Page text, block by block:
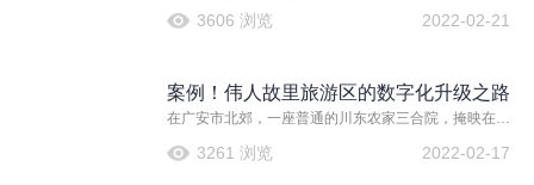
纷发布2021年《政府工作报告》。在2021年规划中，这
2022-02-21
3606 浏览
案例！伟人故里旅游区的数字化升级之路
在广安市北郊，一座普通的川东农家三合院，掩映在一
100多年前，邓小平从这里走出，开启了他的戎马生涯以
2022-02-17
3261 浏览